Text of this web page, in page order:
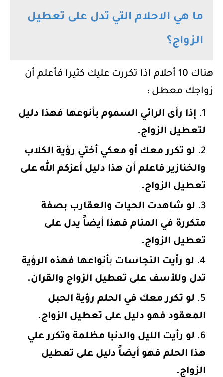
ما هي الاحلام التي تدل على تعطيل
الزواج؟
هناك 10 أحلام اذا تكررت عليك كثيرا فأعلم أن
زواجك معطل :
إذا رأى الرائي السموم بأنوعها فهذا دليل
لتعطيل الزواج.
لو تكرر معك أو معكي أختي رؤية الكلاب
والخنازير فاعلم أن هذا دليل أعزكم الله على
تعطيل الزواج.
لو شاهدت الحيات والعقارب بصفة
متكررة في المنام فهذا أيضاً يدل على
تعطيل الزواج.
لو رأيت النجاسات بأنواعها فهذه الرؤية
تدل وللأسف على تعطيل الزواج والقران.
لو تكرر معك في الحلم رؤية الحبل
المعقود فهو دليل على تعطيل الزواج.
لو رأيت الليل والدنيا مظلمة وتكرر علي
هذا الحلم فهو أيضاً دليل على تعطيل
الزواج.